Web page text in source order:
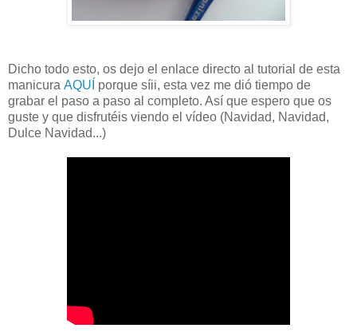
Dicho todo esto, os dejo el enlace directo al tutorial de esta
manicura AQUÍ porque síii, esta vez me dió tiempo de
grabar el paso a paso al completo. Así que espero que os
guste y que disfrutéis viendo el vídeo (Navidad, Navidad,
Dulce Navidad...)